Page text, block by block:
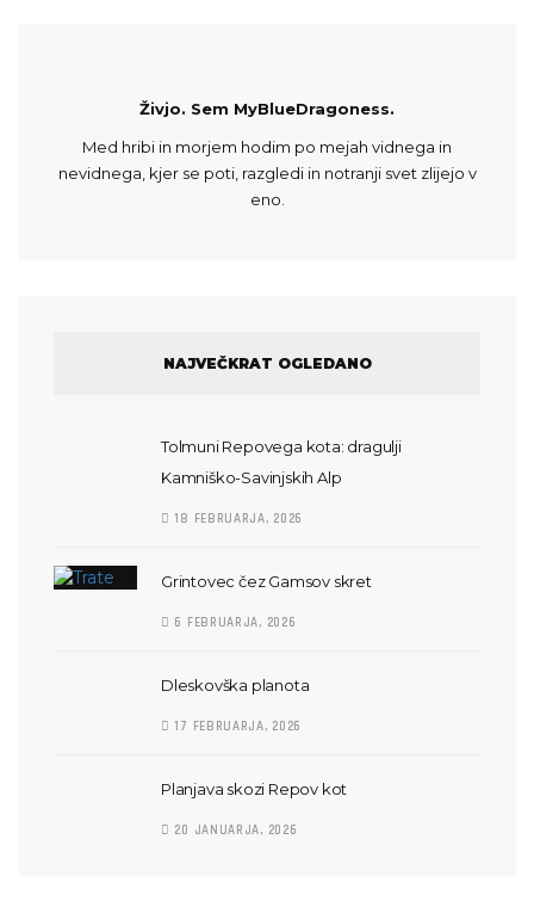
Živjo. Sem MyBlueDragoness.
Med hribi in morjem hodim po mejah vidnega in
nevidnega, kjer se poti, razgledi in notranji svet zlijejo v
eno.
NAJVEČKRAT OGLEDANO
Tolmuni Repovega kota: dragulji
Kamniško-Savinjskih Alp
18 FEBRUARJA, 2026
Grintovec čez Gamsov skret
6 FEBRUARJA, 2026
Dleskovška planota
17 FEBRUARJA, 2026
Planjava skozi Repov kot
20 JANUARJA, 2026